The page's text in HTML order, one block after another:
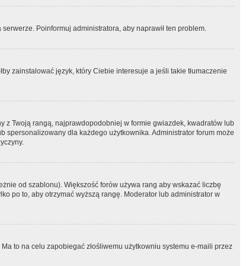
Poinformuj administratora, aby naprawił ten problem.
zainstalować język, który Ciebie interesuje a jeśli takie tłumaczenie
z Twoją rangą, najprawdopodobniej w formie gwiazdek, kwadratów lub
spersonalizowany dla każdego użytkownika. Administrator forum może
od szablonu). Większość forów używa rang aby wskazać liczbę
po to, aby otrzymać wyższą rangę. Moderator lub administrator w
to na celu zapobiegać złośliwemu użytkowniu systemu e-maili przez